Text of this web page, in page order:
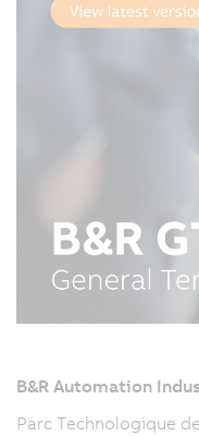
B&R Automation
Parc Technologique